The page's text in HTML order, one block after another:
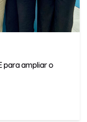
para ampliar o